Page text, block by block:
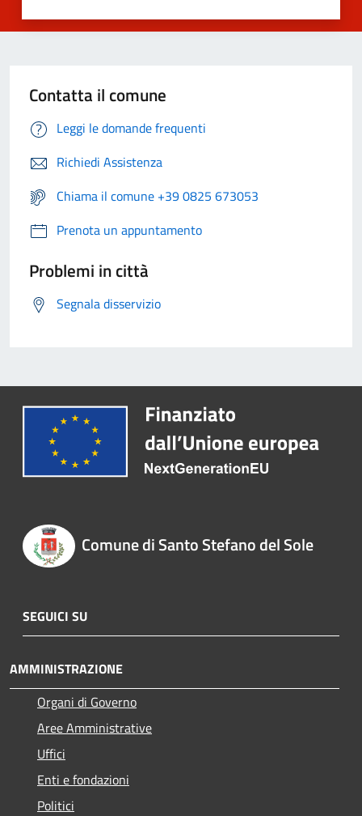
Contatta il comune
Leggi le domande frequenti
Richiedi Assistenza
Chiama il comune +39 0825 673053
Prenota un appuntamento
Problemi in città
Segnala disservizio
Comune di Santo Stefano del Sole
SEGUICI SU
AMMINISTRAZIONE
Organi di Governo
Aree Amministrative
Uffici
Enti e fondazioni
Politici